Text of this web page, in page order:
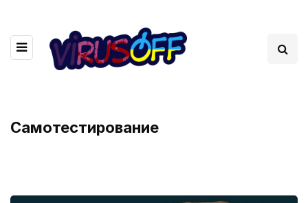
Самотестирование